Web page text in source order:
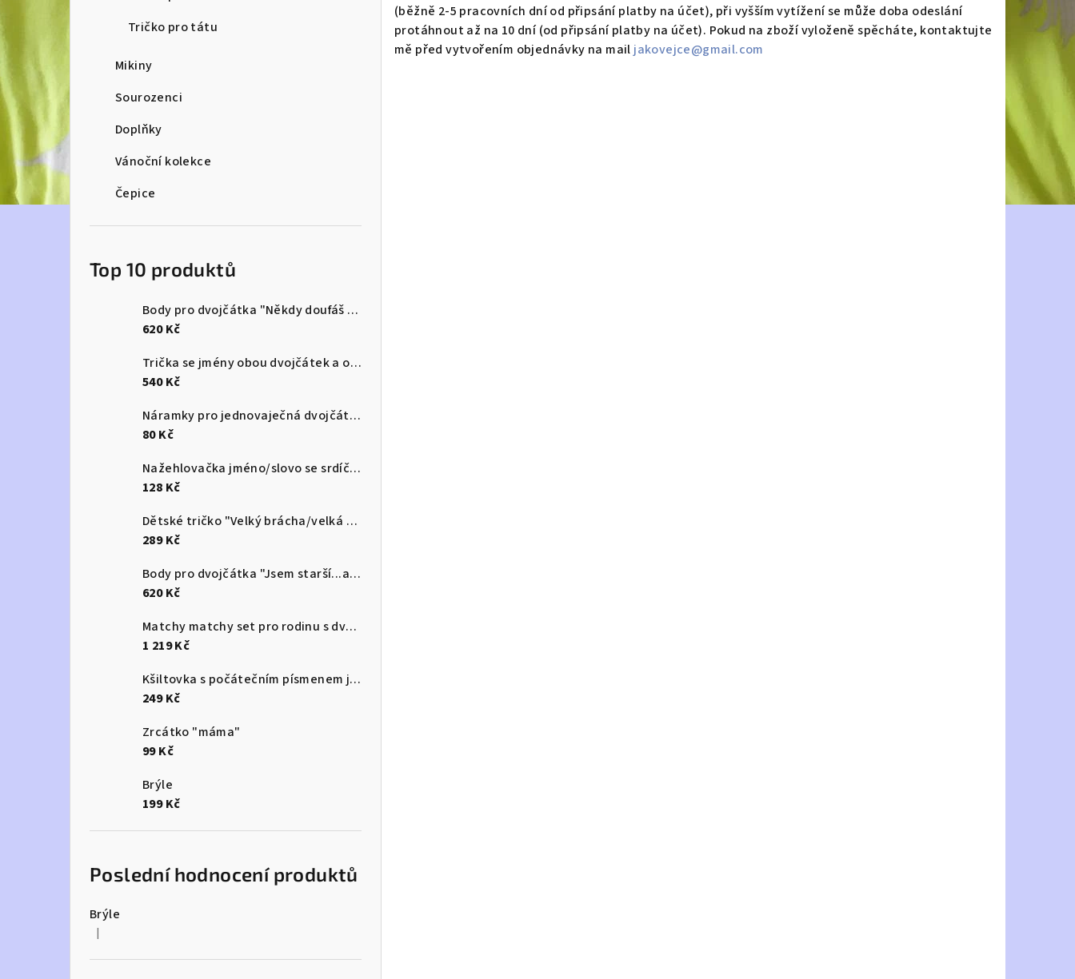
e
Tričko pro tátu
Mikiny
Sourozenci
Doplňky
Vánoční kolekce
Čepice
Top 10 produktů
Body pro dvojčátka "Někdy doufáš v zázrak...a dostaneš rovnou dva"
620 Kč
Trička se jmény obou dvojčátek a označením kdo je kdo ✔
540 Kč
Náramky pro jednovaječná dvojčátka
80 Kč
Nažehlovačka jméno/slovo se srdíčkem
128 Kč
Dětské tričko "Velký brácha/velká ségra"/"Ale velký brácha/velká ségra" jsem tu já
289 Kč
Body pro dvojčátka "Jsem starší...ale jen o chvilku!"
620 Kč
Matchy matchy set pro rodinu s dvojčaty
1 219 Kč
Kšiltovka s počátečním písmenem jména
249 Kč
Zrcátko "máma"
99 Kč
Brýle
199 Kč
Poslední hodnocení produktů
Brýle
Hodnocení produktu je 5 z 5 hvězdiček.
(běžně 2-5 pracovních dní od připsání platby na účet), při vyšším vytížení se může doba odeslání
protáhnout až na 10 dní (od připsání platby na účet). Pokud na zboží vyloženě spěcháte, kontaktujte
mě před vytvořením objednávky na mail jakovejce@gmail.com